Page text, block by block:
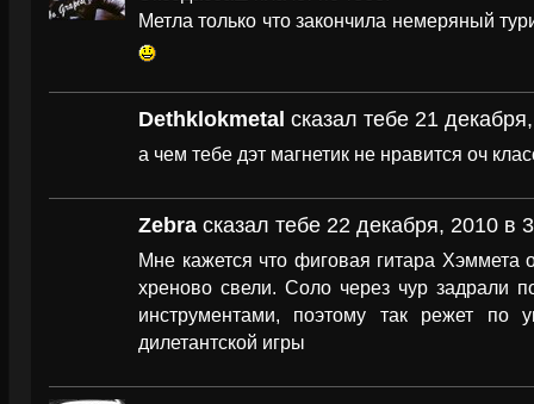
Метла только что закончила немеряный
Dethklokmetal сказал тебе 21
а чем тебе дэт магнетик не нравится оч
Zebra сказал тебе 22 декабря, 2010 в
Мне кажется что фиговая гитара Хэммета
хреново свели. Соло через чур задрали
инструментами, поэтому так режет по
дилетантской игры